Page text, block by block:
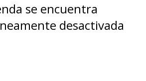
se encuentra
desactivada